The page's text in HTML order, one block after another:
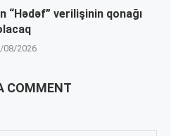
“Hədəf” verilişinin qonağı
08/2026
COMMENT